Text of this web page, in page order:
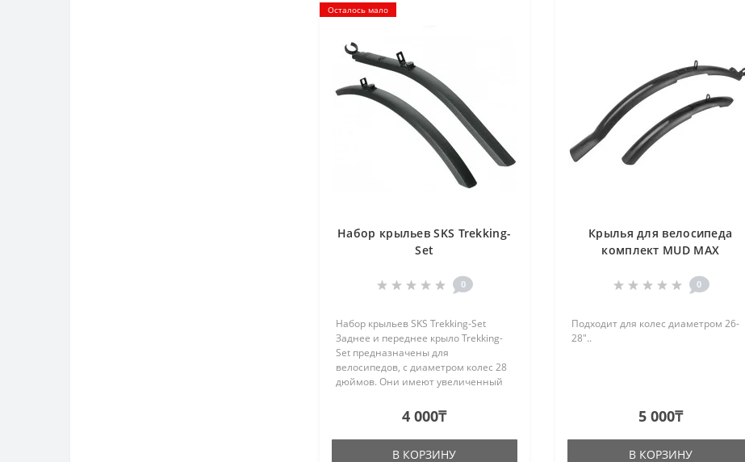
Осталось мало
Набор крыльев SKS Trekking-
Set
0
Набор крыльев SKS Trekking-Set
Заднее и переднее крыло Trekking-
Set предназначены для
велосипедов, c диаметром колес 28
дюймов. Они имеют увеличенный
180° для заднего) и надежную
стационарную фиксацию. За счет
рабо..
4 000₸
В КОРЗИНУ
Крылья для велосипеда
комплект MUD MAX
0
Подходит для колес диаметром 26-
28"..
5 000₸
В КОРЗИНУ